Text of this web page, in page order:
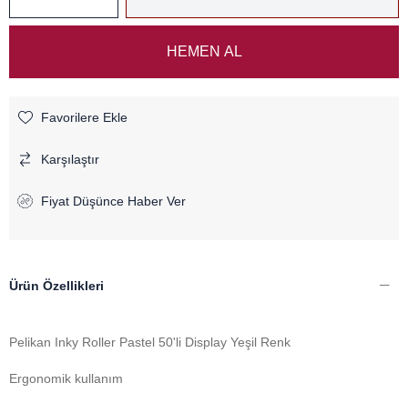
Favorilere Ekle
Karşılaştır
Fiyat Düşünce Haber Ver
Ürün Özellikleri
Pelikan Inky Roller Pastel 50'li Display Yeşil Renk
Ergonomik kullanım